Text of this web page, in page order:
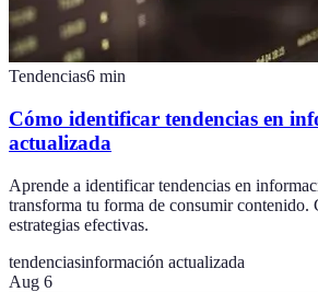
Tendencias6 min
Cómo identificar tendencias en
actualizada
Aprende a identificar tendencias en
transforma tu forma de consumir contenido.
estrategias efectivas.
tendenciasinformación actualizada
Aug 6